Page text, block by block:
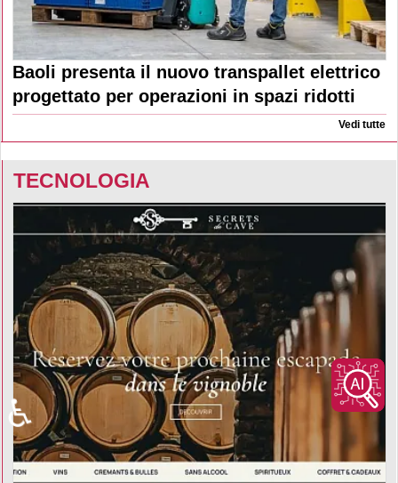
Baoli presenta il nuovo transpallet elettrico
progettato per operazioni in spazi ridotti
Vedi tutte
TECNOLOGIA